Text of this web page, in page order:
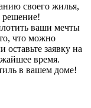
своего жилья,
решение!
ваши мечты
что можно
оставьте заявку на
время.
в вашем доме!